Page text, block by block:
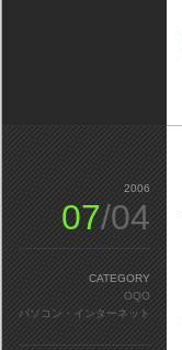
2006
07/04
CATEGORY
OQO
パソコン・インターネット